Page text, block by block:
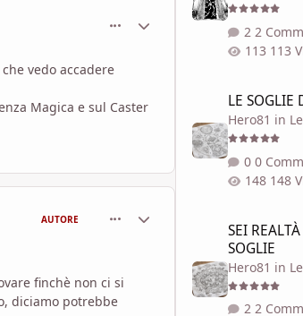
comment_448219
Statistiche Autore
vedo accadere
Magica e sul Caster
AUTORE
finchè non ci si
diciamo potrebbe
2
113
LE SOGLIE
Hero81 in
0
148
SEI
SOGLIE
Hero81 in
2